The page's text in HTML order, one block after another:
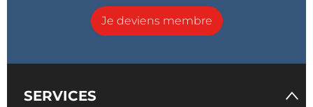
Je deviens membre
SERVICES